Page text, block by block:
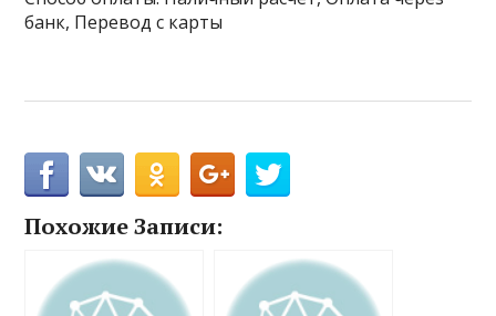
банк, Перевод с карты
Похожие Записи: